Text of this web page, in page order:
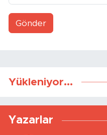
Gönder
Yükleniyor...
Yazarlar